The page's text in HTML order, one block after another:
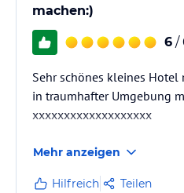
machen:)
6 /
Sehr schönes kleines
in traumhafter Umgebung
xxxxxxxxxxxxxxxxxxx
Mehr anzeigen
Hilfreich Teilen